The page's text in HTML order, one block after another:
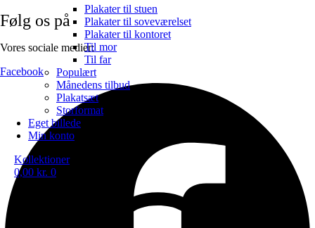
Plakater til stuen
Plakater til soveværelset
Plakater til kontoret
Til mor
Til far
Populært
Månedens tilbud
Plakatsæt
Storformat
Eget billede
Min konto
Kollektioner
0,00 kr. 0
Følg os på
Vores sociale medier:
Facebook